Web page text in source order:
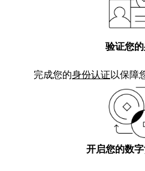
验证您
完成您的身份认证以保障
开启您的数